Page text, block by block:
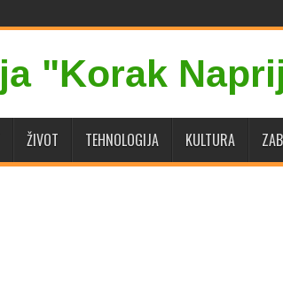
ŽIVOT TEHNOLOGIJA KULTURA